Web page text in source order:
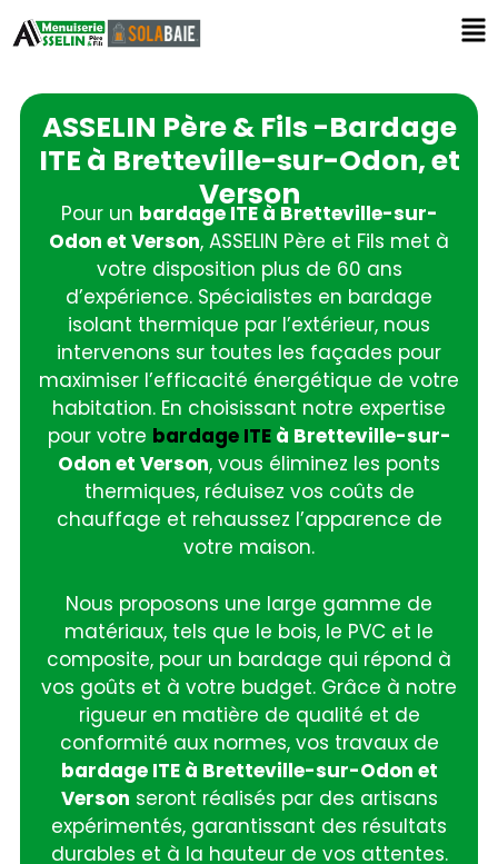
ASSELIN Père & Fils -Bardage
ITE à Bretteville-sur-Odon, et
Verson
Pour un bardage ITE à Bretteville-sur-
Odon et Verson, ASSELIN Père et Fils met à
votre disposition plus de 60 ans
d’expérience. Spécialistes en bardage
isolant thermique par l’extérieur, nous
intervenons sur toutes les façades pour
maximiser l’efficacité énergétique de votre
habitation. En choisissant notre expertise
pour votre bardage ITEà Bretteville-sur-
Odon et Verson, vous éliminez les ponts
thermiques, réduisez vos coûts de
chauffage et rehaussez l’apparence de
votre maison.
Nous proposons une large gamme de
matériaux, tels que le bois, le PVC et le
composite, pour un bardage qui répond à
vos goûts et à votre budget. Grâce à notre
rigueur en matière de qualité et de
conformité aux normes, vos travaux de
bardage ITE à Bretteville-sur-Odon et
Verson seront réalisés par des artisans
expérimentés, garantissant des résultats
durables et à la hauteur de vos attentes.